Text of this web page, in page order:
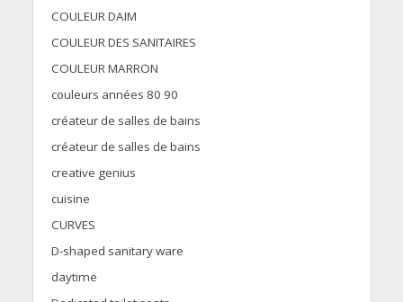
COULEUR DAIM
COULEUR DES SANITAIRES
COULEUR MARRON
couleurs années 80 90
créateur de salles de bains
créateur de salles de bains
creative genius
cuisine
CURVES
D-shaped sanitary ware
daytime